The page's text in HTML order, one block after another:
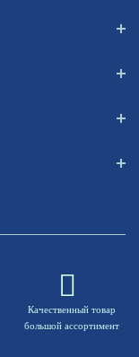
Качественный товар
большой ассортимент